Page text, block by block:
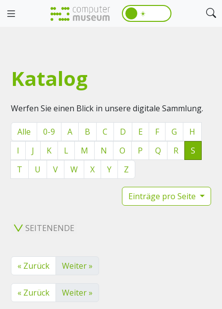
☀️
Katalog
Werfen Sie einen Blick in unsere digitale Sammlung.
Alle 0-9 A B C D E F G
H
I
J K L M N O P Q R
S
T
U V W X Y Z
Einträge pro Seite
SEITENENDE
« Zurück Weiter »
« Zurück Weiter »